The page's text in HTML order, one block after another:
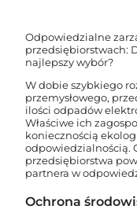
Odpowiedzialne
przedsiębiorstwach:
najlepszy wybór?
W dobie szybkiego
przemysłowego,
ilości odpadów
Właściwe ich
koniecznością
odpowiedzialnością.
przedsiębiorstwa
partnera w
Ochrona